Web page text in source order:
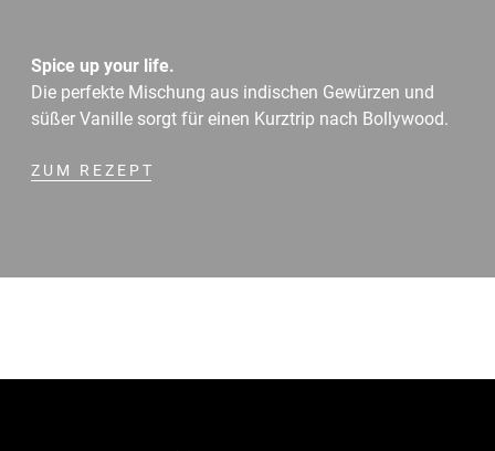
Spice up your life.
Die perfekte Mischung aus indischen Gewürzen und
süßer Vanille sorgt für einen Kurztrip nach Bollywood.
ZUM REZEPT